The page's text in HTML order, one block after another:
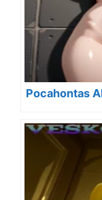
Pocahontas